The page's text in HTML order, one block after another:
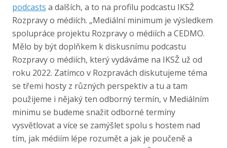
podcasts a dalších, a to na profilu podcastu IKSŽ
Rozpravy o médiích. „Mediální minimum je výsledkem
spolupráce projektu Rozpravy o médiích a CEDMO.
Mělo by být doplňkem k diskusnímu podcastu
Rozpravy o médiích, který vydáváme na IKSŽ už od
roku 2022. Zatímco v Rozpravách diskutujeme téma
se třemi hosty z různých perspektiv a tu a tam
použijeme i nějaký ten odborný termín, v Mediálním
minimu se budeme snažit odborné termíny
vysvětlovat a více se zamýšlet spolu s hostem nad
tím, jak médiím lépe rozumět a jak je poučeně a